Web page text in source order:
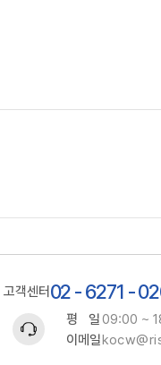
고객센터 02 - 6271 -
평 일09:00 ~
이메일